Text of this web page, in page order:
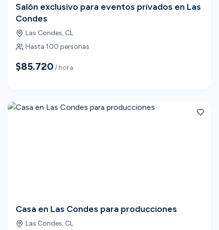
Salón exclusivo para eventos privados en Las
Condes
Las Condes, CL
Hasta 100 personas
$85.720/ hora
Casa en Las Condes para producciones
Las Condes, CL